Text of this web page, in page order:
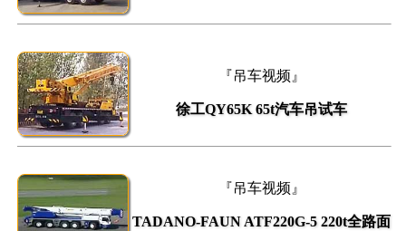
『吊车视频』
徐工QY65K 65t汽车吊试车
『吊车视频』
TADANO-FAUN ATF220G-5 220t全路面